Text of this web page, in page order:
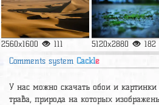
2560x1600 111 5120x2880 182
Comments system Cackle
У нас можно скачать обои и картинки
трава, природа на которых